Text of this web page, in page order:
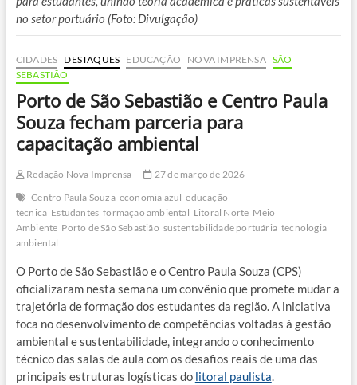
no setor portuário (Foto: Divulgação)
CIDADES DESTAQUES EDUCAÇÃO NOVA IMPRENSA SÃO
SEBASTIÃO
Porto de São Sebastião e Centro Paula
Souza fecham parceria para
capacitação ambiental
Redação Nova Imprensa
27 de março de 2026
Centro Paula Souza economia azul educação
técnica Estudantes formação ambiental Litoral Norte Meio
Ambiente Porto de São Sebastião sustentabilidade portuária tecnologia
ambiental
O Porto de São Sebastião e o Centro Paula Souza (CPS)
oficializaram nesta semana um convênio que promete mudar a
trajetória de formação dos estudantes da região. A iniciativa
foca no desenvolvimento de competências voltadas à gestão
ambiental e sustentabilidade, integrando o conhecimento
técnico das salas de aula com os desafios reais de uma das
principais estruturas logísticas do litoral paulista.